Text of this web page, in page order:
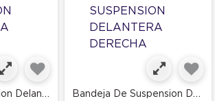
Bandeja Suspension Delantera Izquierda Bandeja De Suspension Delantera Derecha